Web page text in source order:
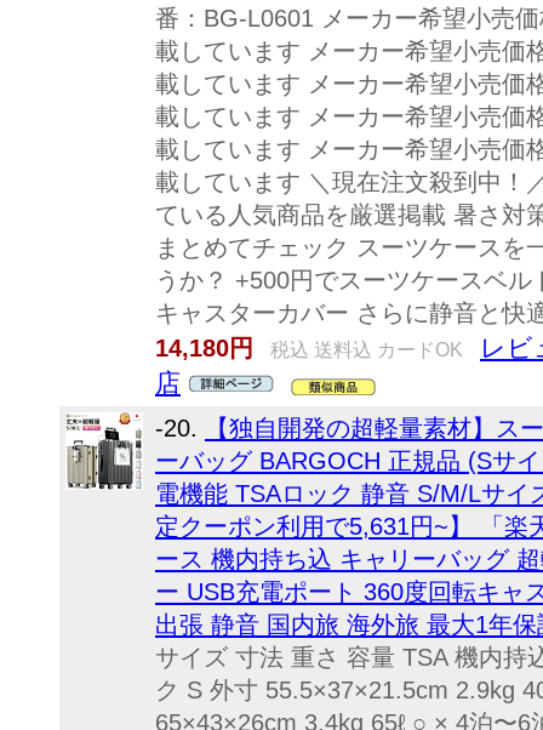
番：BG-L0601 メーカー希望小売
載しています メーカー希望小売価
載しています メーカー希望小売価
載しています メーカー希望小売価
載しています メーカー希望小売価
載しています ＼現在注文殺到中！
ている人気商品を厳選掲載 暑さ対
まとめてチェック スーツケースを
うか？ +500円でスーツケースベ
キャスターカバー さらに静音と快
14,180円
税込 送料込 カードOK
レビ
店
-20.
【独自開発の超軽量素材】ス
ーバッグ BARGOCH 正規品 (Sサ
電機能 TSAロック 静音 S/M/Lサ
定クーポン利用で5,631円~】 「楽
ース 機内持ち込 キャリーバッグ
ー USB充電ポート 360度回転キャ
出張 静音 国内旅 海外旅 最大1年
サイズ 寸法 重さ 容量 TSA 機内持
ク S 外寸 55.5×37×21.5cm 2.9kg
65×43×26cm 3.4kg 65ℓ ○ × 4泊〜